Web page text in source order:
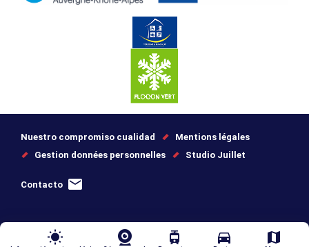
Nuestro compromiso cualidad
Mentions légales
Gestion données personnelles
Studio Juillet
Contacto
wb_sunny tram directions_car map